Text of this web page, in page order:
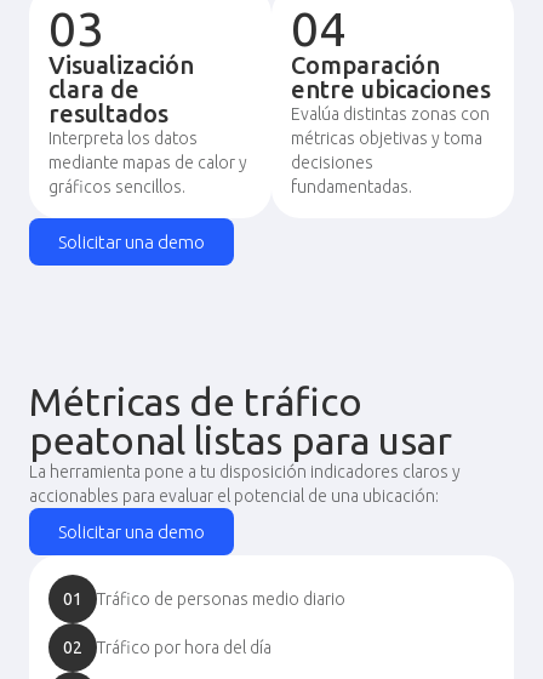
03
Visualización
clara de
resultados
Interpreta los datos
mediante mapas de calor y
gráficos sencillos.
04
Comparación
entre ubicaciones
Evalúa distintas zonas con
métricas objetivas y toma
decisiones
fundamentadas.
Solicitar una demo
Métricas de tráfico
peatonal listas para usar
La herramienta pone a tu disposición indicadores claros y
accionables para evaluar el potencial de una ubicación:
Solicitar una demo
01 Tráfico de personas medio diario
02 Tráfico por hora del día